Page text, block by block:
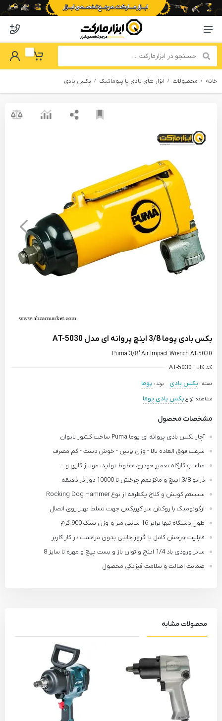
Menu Navigation
My Basket
Password
خانه محصولات ابزار های بادی یا پنوماتیک بکس بادی
بکس بادی پوما 3/8 اینچ پروانه ای مدل AT-5030
Puma 3/8" Air Impact Wrench AT-5030
کد کالا : AT-5030
دسته : بکس بادی برند : پوما
مشاهده انواع بکس بادی پوما
مشخصات محصول
آچار بکس بادی پروانه ای پوما Puma ساخت کشور تایوان
سرعت فوق العاده بالا - وزن پایین - خوش دست - کم مصرف
مناسب کارگاه تعمیر خودرو، خطوط تولید، مونتاژ کاری و ...
درایو 3/8 اینچ و ماکزیمم چرخش تا 10000 دور در دقیقه
سیستم کوبش و کلاچ یکطرفه از نوع Rocking Dog Hammer
ارگونومیک با روکش سر گیربکس جهت تسلط بهتر روی اتصال
طول دستگاه تنها برابر 16 سانتی متر و وزن سبک 900 گرم
قابلیت چرخش کامل با اگزوز جانبی بدون مزاحمت در کار کاربر
سایز ورودی باد 1/4 اینچ و توان باز و بست پیچ و مهره تا سایز 8
ضمانت اصالت و سلامت فیزیکی محصول
محصولات مشابه